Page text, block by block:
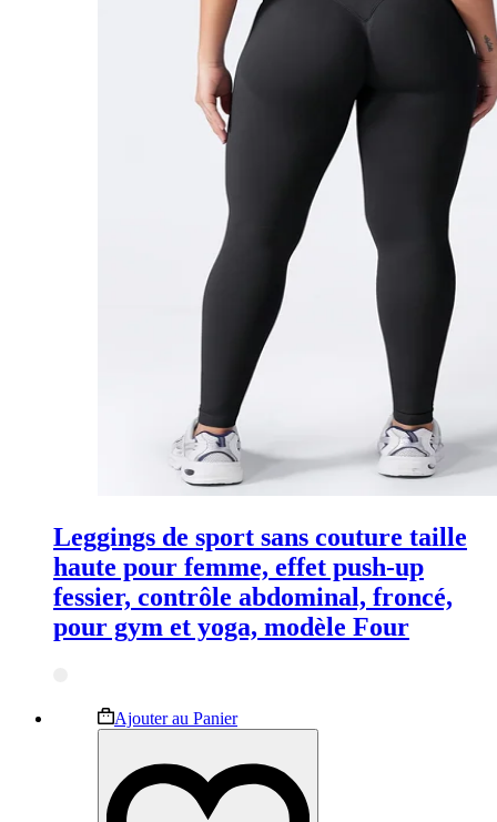
Leggings de sport sans couture taille
haute pour femme, effet push-up
fessier, contrôle abdominal, froncé,
pour gym et yoga, modèle Four
Ajouter au PanierCe
produit
plusieurs
variations.